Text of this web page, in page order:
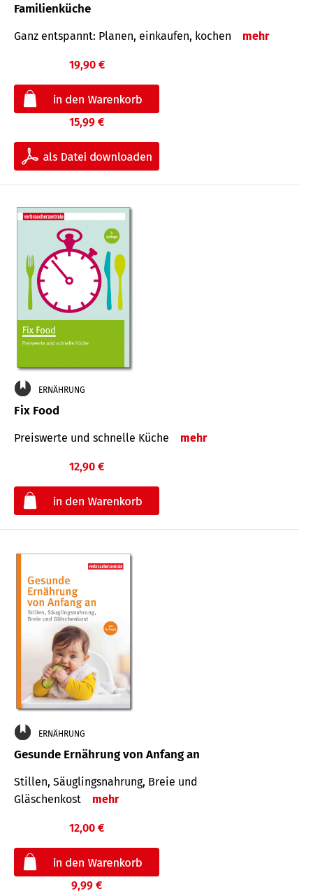
Familienküche
Ganz entspannt: Planen, einkaufen, kochen mehr
19,90 €
15,99 €
ERNÄHRUNG
Fix Food
Preiswerte und schnelle Küche mehr
12,90 €
ERNÄHRUNG
Gesunde Ernährung von Anfang an
Stillen, Säuglingsnahrung, Breie und
Gläschenkost
mehr
12,00 €
9,99 €